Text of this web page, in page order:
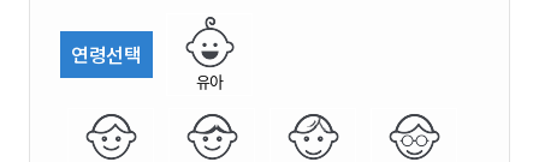
연령선택
유아